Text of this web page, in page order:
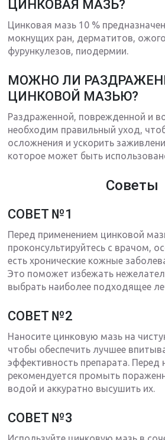
ЦИНКОВАЯ МАЗЬ?
Цинковая мазь 10 %
мокнущих ран, дерматитов,
фурункулезов, пиодермии.
МОЖНО ЛИ
ЦИНКОВОЙ МАЗЬЮ?
Раздраженной, поврежденной и
необходим правильный уход,
осложнения и ускорить
которое может быть
Советы
СОВЕТ №1
Перед применением цинковой
проконсультируйтесь с врачом,
есть хронические кожные
Это поможет избежать
выбрать наиболее подходящее
СОВЕТ №2
Наносите цинковую мазь на
чтобы обеспечить лучшее
эффективность препарата. Перед
рекомендуется промыть
водой и аккуратно высушить их.
СОВЕТ №3